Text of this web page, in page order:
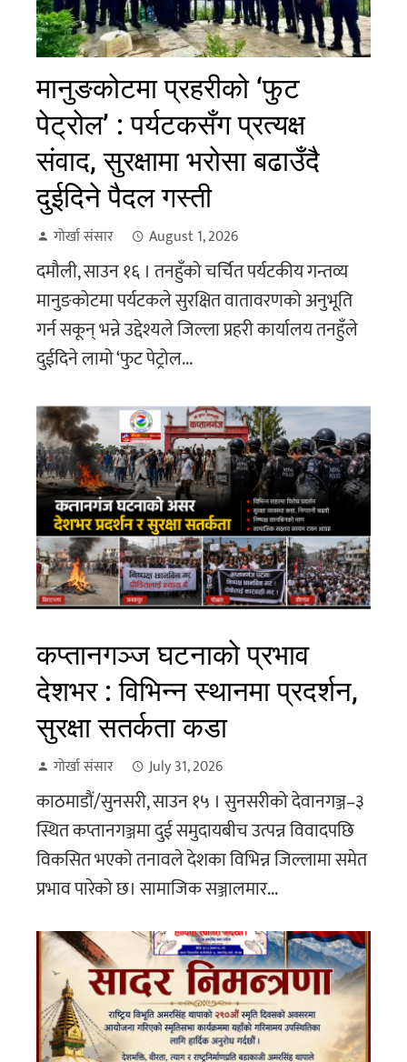
मानुङकोटमा प्रहरीको ‘फुट
पेट्रोल’ : पर्यटकसँग प्रत्यक्ष
संवाद, सुरक्षामा भरोसा बढाउँदै
दुईदिने पैदल गस्ती
गोर्खा संसार August 1, 2026
दमौली, साउन १६ । तनहुँको चर्चित पर्यटकीय गन्तव्य
मानुङकोटमा पर्यटकले सुरक्षित वातावरणको अनुभूति
गर्न सकून् भन्ने उद्देश्यले जिल्ला प्रहरी कार्यालय तनहुँले
दुईदिने लामो ‘फुट पेट्रोल...
कप्तानगञ्ज घटनाको प्रभाव
देशभर : विभिन्न स्थानमा प्रदर्शन,
सुरक्षा सतर्कता कडा
गोर्खा संसार July 31, 2026
काठमाडौं/सुनसरी, साउन १५ । सुनसरीको देवानगञ्ज–३
स्थित कप्तानगञ्जमा दुई समुदायबीच उत्पन्न विवादपछि
विकसित भएको तनावले देशका विभिन्न जिल्लामा समेत
प्रभाव पारेको छ। सामाजिक सञ्जालमार...